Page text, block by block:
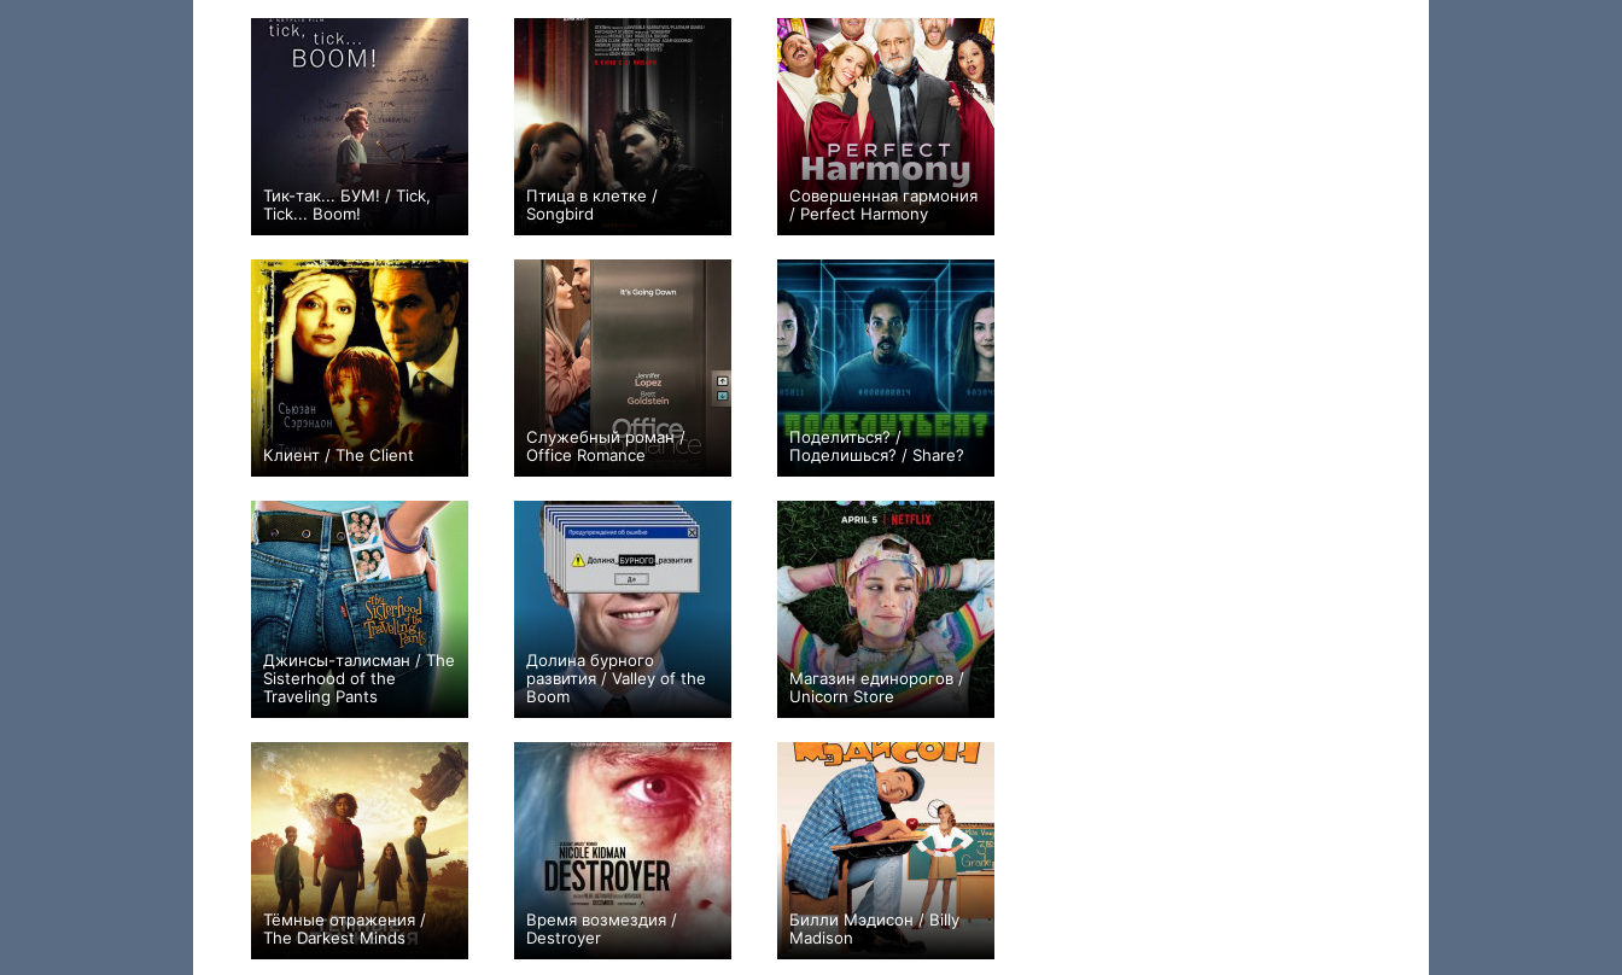
Тик-так... БУМ! / Tick,
Tick... Boom!
+22
Птица в клетке /
Songbird
+20
Совершенная гармония
/ Perfect Harmony
+9 13 34
Клиент / The Client
+19
Служебный роман /
Office Romance
+5
Поделиться? /
Поделишься? / Share?
+37
Джинсы-талисман / The
Sisterhood of the
Traveling Pants
+5
Долина бурного
развития / Valley of the
Boom
+1 6 20
Магазин единорогов /
Unicorn Store
0
Тёмные отражения /
The Darkest Minds
0
Время возмездия /
Destroyer
−1
Билли Мэдисон / Billy
Madison
+1